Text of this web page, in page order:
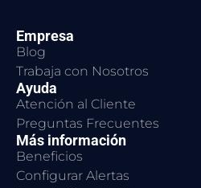
Empresa
Blog
Trabaja con Nosotros
Ayuda
Atención al Cliente
Preguntas Frecuentes
Más información
Beneficios
Configurar Alertas